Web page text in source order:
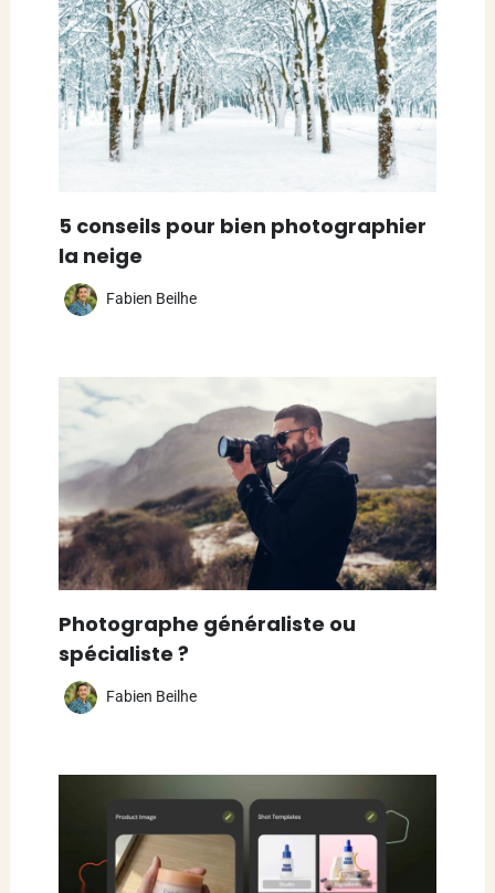
5 conseils pour bien photographier
la neige
Fabien Beilhe
Photographe généraliste ou
spécialiste ?
Fabien Beilhe